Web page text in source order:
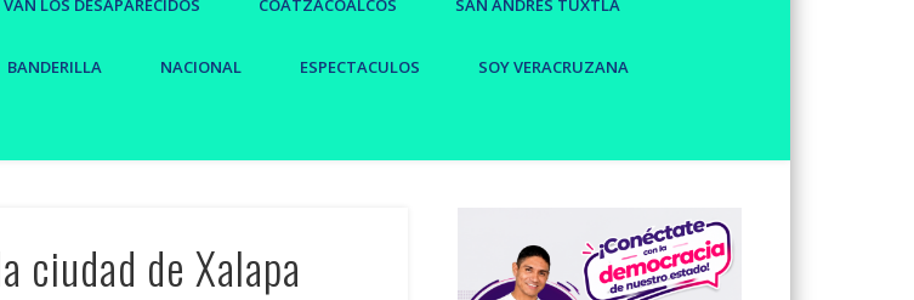
LOS DESAPARECIDOS COATZACOALCOS SAN ANDRÉS TUXTLA
BANDERILLA NACIONAL ESPECTACULOS SOY VERACRUZANA
ciudad de Xalapa